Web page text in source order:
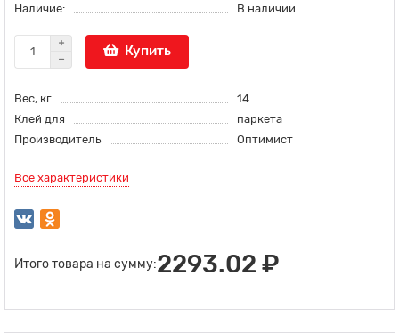
Наличие:
В наличии
Купить
Вес, кг
14
Клей для
паркета
Производитель
Оптимист
Все характеристики
Итого товара на сумму:2293.02 ₽